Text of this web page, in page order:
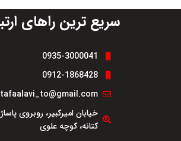
سریع ترین راهای
0935-3000041
0912-1868428
خیابان امیرکبیر، روبروی
کتانه، کوچه علوی